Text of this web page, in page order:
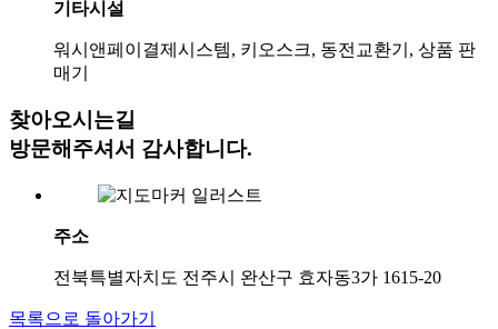
기타시설
워시앤페이결제시스템, 키오스크, 동전교환기, 상품 판
매기
찾아오시는길
방문해주셔서 감사합니다.
주소
전북특별자치도 전주시 완산구 효자동3가 1615-20
목록으로 돌아가기